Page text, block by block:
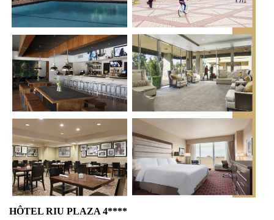
HÔTEL RIU PLAZA 4****